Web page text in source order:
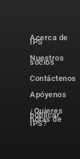
Acerca de
IPS
Nuestros
socios
Contáctenos
Apóyenos
¿Quieres
publicar
notas de
IPS?